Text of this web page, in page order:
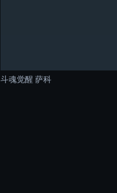
斗魂觉醒 萨科